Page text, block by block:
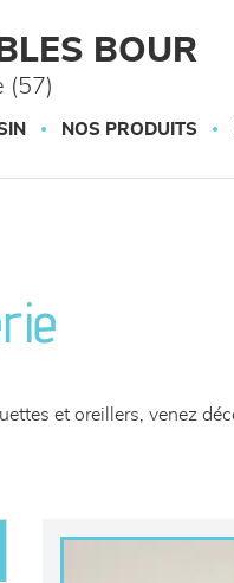
BOUR
(57)
NOS PRODUITS
et oreillers, venez